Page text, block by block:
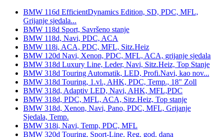
BMW 116d EfficientDynamics Edition, SD, PDC, MFL,
Grijanje sjedala...
BMW 118d Sport, Savršeno stanje
BMW 118d, Navi, PDC, ACA
BMW 118i, ACA, PDC, MFL, Sitz.Heiz
BMW 120d Navi, Xenon, PDC, MFL, ACA, grijanje sjedala
BMW 318d Luxury Line, Leder, Navi, Sitz.Heiz, Top Stanje
BMW 318d Touring Automatik, LED, Profi.Navi, kao nov...
BMW 318d Touring, 1.vl., AHK, PDC, Temp., 18" Zoll
BMW 318d, Adaptiv LED, Navi, AHK, MFL,PDC
BMW 318d, PDC, MFL, ACA, Sitz.Heiz, Top stanje
BMW 318d, Xenon, Navi, Pano, PDC, MFL, Grijanje
Sjedala, Temp.
BMW 318i, Navi, Temp, PDC, MFL
BMW 320d Touring, Sport-Line, Reg. god. dana